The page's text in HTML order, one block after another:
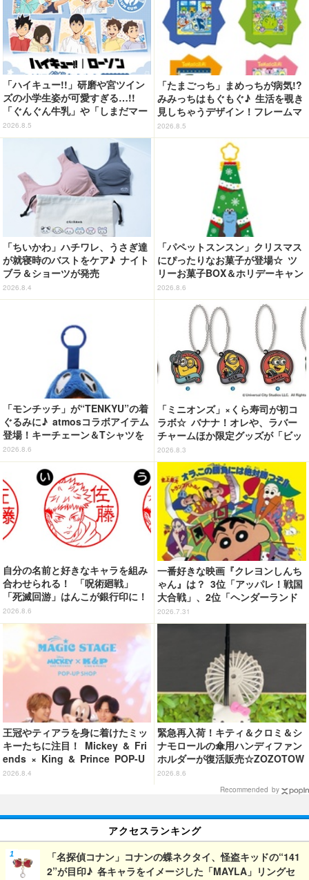
「ハイキュー!!」研磨や宮ツイン
ズの小学生姿が可愛すぎる…!!
「ぐんぐん牛乳」や「しまだマー
ト」デザインのグッズも!? ロー
ソン限定グッズが登場！
2026.8.5
「たまごっち」まめっちが病気!?
みみっちはもぐもぐ♪ 生活を覗き
見しちゃうデザイン！フレームマ
グネット「ぴたっとフレーム」登
場☆
2026.8.5
「ちいかわ」ハチワレ、うさぎ達
が就寝時のバストをケア♪ ナイト
ブラ＆ショーツが発売
2026.8.4
「パペットスンスン」クリスマス
にぴったりなお菓子が登場☆ ツ
リーお菓子BOX＆ホリデーキャン
ディ
2026.8.6
「モンチッチ」が“TENKYU”の着
ぐるみに♪ atmosコラボアイテム
登場！キーチェーン＆Tシャツを
展開
2026.8.6
「ミニオンズ」×くら寿司が初コ
ラボ☆ バナナ！オレや、ラバー
チャームほか限定グッズが「ビッ
くらポン！」に登場【8月7日～】
2026.8.3
自分の名前と好きなキャラを組み
合わせられる！ 「呪術廻戦」
「死滅回游」はんこが銀行印に！
虎杖悠仁、乙骨憂太ら16キャラ追
加で全104種
2026.8.6
一番好きな映画『クレヨンしんち
ゃん』は？ 3位「アッパレ！戦国
大合戦」、2位「ヘンダーランド
の大冒険」、1位は…？【『映画
クレヨンしんちゃん 奇々怪々！
オラの妖怪バケ～ション』公開記
2026.7.31
王冠やティアラを身に着けたミッ
キーたちに注目！ Mickey & Fri
ends × King & Prince POP-U
P SHOP「MAGIC STAGE」に新
2026.8.4
緊急再入荷！キティ＆クロミ＆シ
ナモロールの傘用ハンディファン
ホルダーが復活販売☆ZOZOTOW
Nにて
2026.8.6
Recommended by
アクセスランキング
「名探偵コナン」コナンの蝶ネクタイ、怪盗キッドの“141
2”が目印♪ 各キャラをイメージした「MAYLA」リングセ